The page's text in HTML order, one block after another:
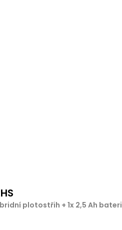
plotostřih + 1x 2,5 Ah